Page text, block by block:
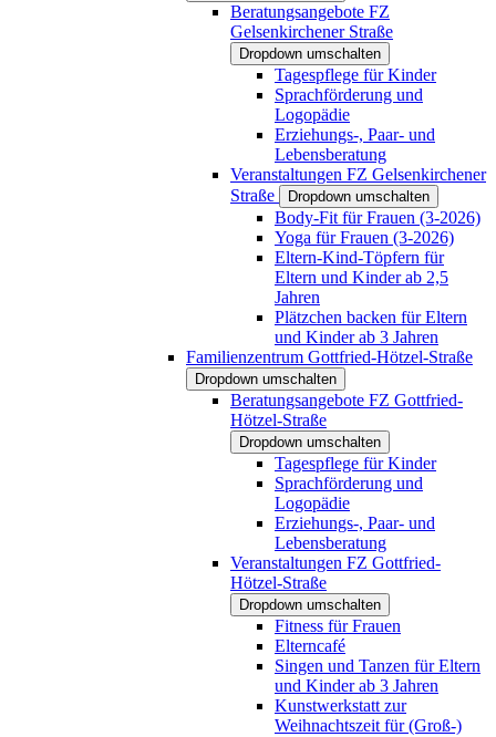
Beratungsangebote FZ
Gelsenkirchener Straße
Dropdown umschalten
Tagespflege für Kinder
Sprachförderung und
Logopädie
Erziehungs-, Paar- und
Lebensberatung
Veranstaltungen FZ Gelsenkirchener
Straße
Dropdown umschalten
Body-Fit für Frauen (3-2026)
Yoga für Frauen (3-2026)
Eltern-Kind-Töpfern für
Eltern und Kinder ab 2,5
Jahren
Plätzchen backen für Eltern
und Kinder ab 3 Jahren
Familienzentrum Gottfried-Hötzel-Straße
Dropdown umschalten
Beratungsangebote FZ Gottfried-
Hötzel-Straße
Dropdown umschalten
Tagespflege für Kinder
Sprachförderung und
Logopädie
Erziehungs-, Paar- und
Lebensberatung
Veranstaltungen FZ Gottfried-
Hötzel-Straße
Dropdown umschalten
Fitness für Frauen
Elterncafé
Singen und Tanzen für Eltern
und Kinder ab 3 Jahren
Kunstwerkstatt zur
Weihnachtszeit für (Groß-)